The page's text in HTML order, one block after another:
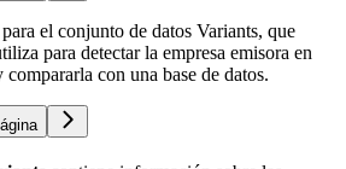
el conjunto de datos Variants, que
para detectar la empresa emisora en
con una base de datos.